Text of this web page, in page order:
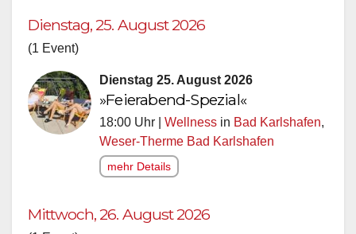
Dienstag, 25. August 2026
(1 Event)
Dienstag 25. August 2026
»Feierabend-Spezial«
18:00 Uhr | Wellness in Bad Karlshafen,
Weser-Therme Bad Karlshafen
mehr Details
Mittwoch, 26. August 2026